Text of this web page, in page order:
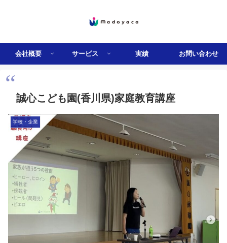
会社概要 サービス 実績 お問い合わせ
誠心こども園(香川県)家庭教育講座
学校・企業